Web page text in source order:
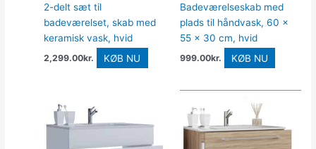
2-delt sæt til
badeværelset, skab med
keramisk vask, hvid
2,299.00kr. KØB NU
Badeværelseskab med
plads til håndvask, 60 x
55 x 30 cm, hvid
999.00kr. KØB NU